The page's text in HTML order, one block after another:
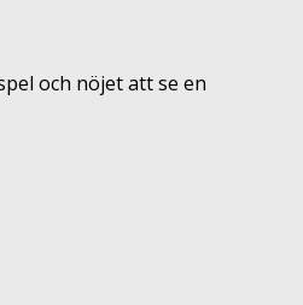
och nöjet att se en